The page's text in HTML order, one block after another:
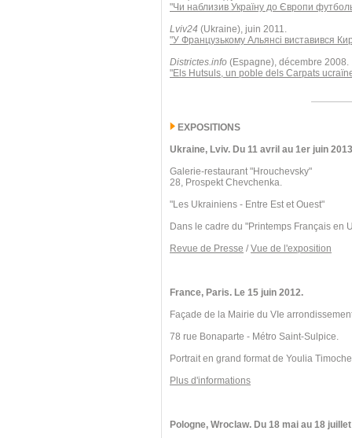
"Чи наблизив Україну до Європи
Lviv24 (Ukraine), juin 2011.
"У Французькому Альянсі виставився
Districtes.info (Espagne), décembre 2008.
"Els Hutsuls, un poble dels Carpats
EXPOSITIONS
Ukraine, Lviv. Du 11 avril au 1er juin
Galerie-restaurant "Hrouchevsky"
28, Prospekt Chevchenka.
"Les Ukrainiens - Entre Est et Ouest"
Dans le cadre du "Printemps Français en
Revue de Presse /Vue de l'exposition
France, Paris. Le 15 juin 2012.
Façade de la Mairie du VIe
78 rue Bonaparte - Métro Saint-Sulpice.
Portrait en grand format de Youlia
Plus d'informations
Pologne, Wroclaw. Du 18 mai au 18